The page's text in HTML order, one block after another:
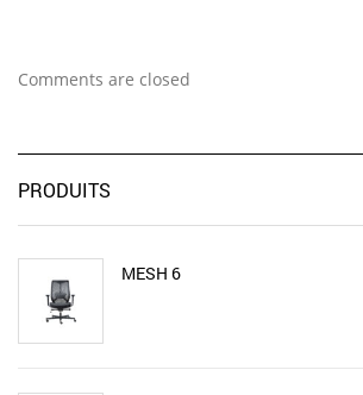
Comments are closed
PRODUITS
MESH 6